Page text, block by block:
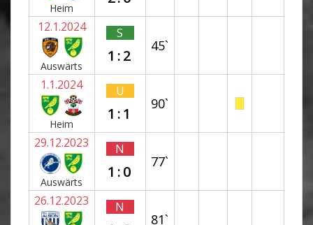
Heim
12.1.2024
Auswärts
S
1:2
45`
1.1.2024
Heim
U
1:1
90`
29.12.2023
Auswärts
N
1:0
77`
26.12.2023 N
81`